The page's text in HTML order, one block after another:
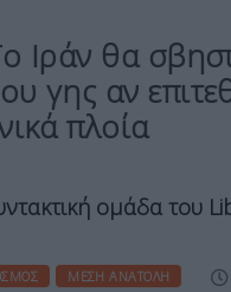
Ιράν θα
γης αν
πλοία
ομάδα του
ΜΈΣΗ ΑΝΑΤΟΛΉ